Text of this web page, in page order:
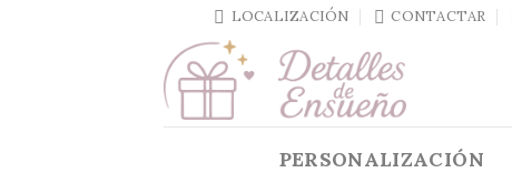
LOCALIZACIÓN CONTACTAR
PERSONALIZACIÓN